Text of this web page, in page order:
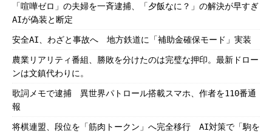
「喧嘩ゼロ」の夫婦を一斉逮捕、「夕飯なに？」の解決が早すぎ
AIが偽装と断定
安全AI、わざと事故へ 地方鉄道に「補助金確保モード」実装
農業リアリティ番組、勝敗を分けたのは完璧な押印。最新ドロー
ンは文鎮代わりに。
歌詞メモで逮捕 異世界パトロール搭載スマホ、作者を110番通
報
将棋連盟、段位を「筋肉トークン」へ完全移行 AI対策で「駒を